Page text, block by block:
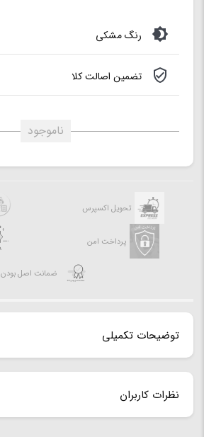
رنگ مشکی
تضمین اصالت کلا
ناموجود
تحویل اکسپرس
پرداخت امن
ضمانت اصل بودن
توضیحات تکمیلی
توضیحات تکمیلی
نظرات کاربران